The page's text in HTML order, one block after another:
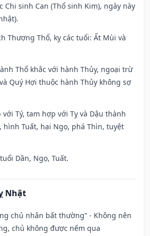
Chi sinh Can (Thổ sinh Kim), ngày này
Thượng Thổ, kỵ các tuổi: Ất Mùi và
Thổ khắc với hành Thủy, ngoại trừ
Quý Hợi thuộc hành Thủy không sợ
Tý, tam hợp với Tỵ và Dậu thành
hình Tuất, hại Ngọ, phá Thìn, tuyệt
Dần, Ngọ, Tuất.
Nhật
chủ nhân bất thường” - Không nên
chủ không được nếm qua